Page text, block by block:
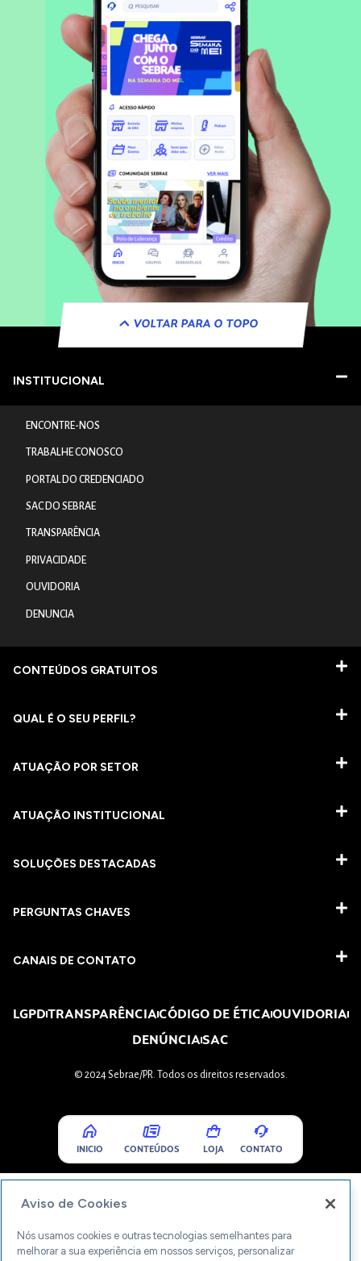
VOLTAR PARA O TOPO
INSTITUCIONAL
ENCONTRE-NOS
TRABALHE CONOSCO
PORTAL DO CREDENCIADO
SAC DO SEBRAE
TRANSPARÊNCIA
PRIVACIDADE
OUVIDORIA
DENUNCIA
CONTEÚDOS GRATUITOS
QUAL É O SEU PERFIL?
ATUAÇÃO POR SETOR
ATUAÇÃO INSTITUCIONAL
SOLUÇÕES DESTACADAS
PERGUNTAS CHAVES​
CANAIS DE CONTATO
LGPDTRANSPARÊNCIACÓDIGO DE ÉTICAOUVIDORIA
DENÚNCIASAC
© 2024 Sebrae/PR. Todos os direitos reservados.
INICIO CONTEÚDOS LOJA CONTATO
Aviso de Cookies
Nós usamos cookies e outras tecnologias semelhantes para
melhorar a sua experiência em nossos serviços, personalizar